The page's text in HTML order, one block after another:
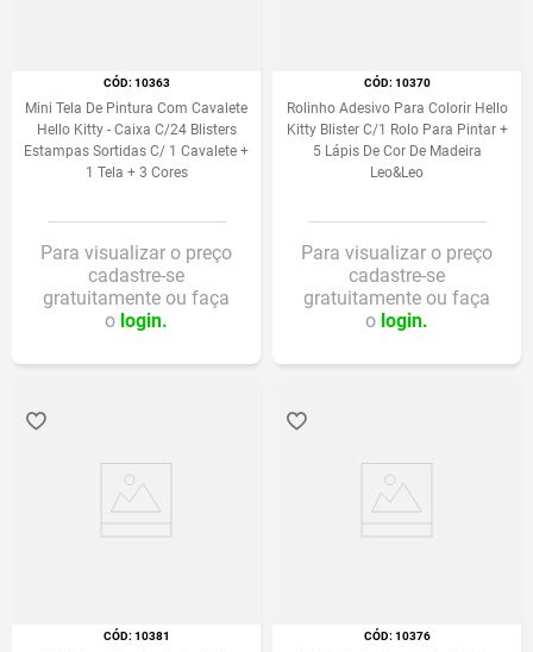
:10363
Mini Tela De Pintura Com Cavalete
Hello Kitty - Caixa C/24 Blisters
Estampas Sortidas C/ 1 Cavalete +
1 Tela + 3 Cores
Para visualizar o preço
cadastre-se
gratuitamente ou faça
o login.
:10370
Rolinho Adesivo Para Colorir Hello
Kitty Blister C/1 Rolo Para Pintar +
5 Lápis De Cor De Madeira
Leo&Leo
Para visualizar o preço
cadastre-se
gratuitamente ou faça
o login.
:10381 :10376